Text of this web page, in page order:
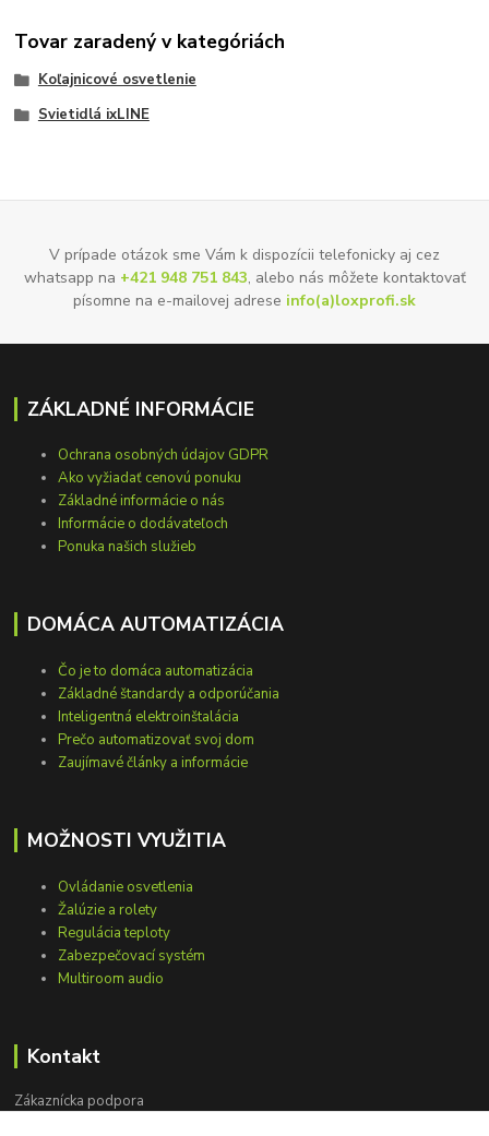
Tovar zaradený v kategóriách
Koľajnicové osvetlenie
Svietidlá ixLINE
V prípade otázok sme Vám k dispozícii telefonicky aj cez
whatsapp na +421 948 751 843, alebo nás môžete kontaktovať
písomne na e-mailovej adrese info(a)loxprofi.sk
ZÁKLADNÉ INFORMÁCIE
Ochrana osobných údajov GDPR
Ako vyžiadať cenovú ponuku
Základné informácie o nás
Informácie o dodávateľoch
Ponuka našich služieb
DOMÁCA AUTOMATIZÁCIA
Čo je to domáca automatizácia
Základné štandardy a odporúčania
Inteligentná elektroinštalácia
Prečo automatizovať svoj dom
Zaujímavé články a informácie
MOŽNOSTI VYUŽITIA
Ovládanie osvetlenia
Žalúzie a rolety
Regulácia teploty
Zabezpečovací systém
Multiroom audio
Kontakt
Zákaznícka podpora